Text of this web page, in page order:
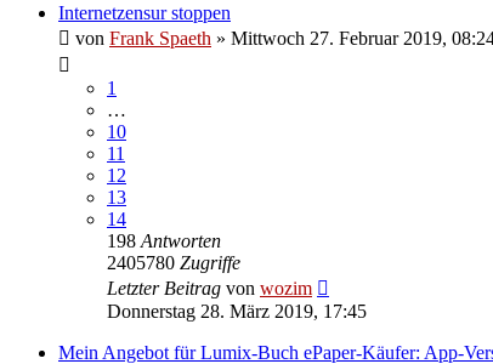
Internetzensur stoppen
von Frank Spaeth » Mittwoch 27. Februar 2019,
1
…
10
11
12
13
14
198 Antworten
2405780 Zugriffe
Letzter Beitrag von wozim
Donnerstag 28. März 2019, 17:45
Mein Angebot für Lumix-Buch ePaper-Käufer: App-